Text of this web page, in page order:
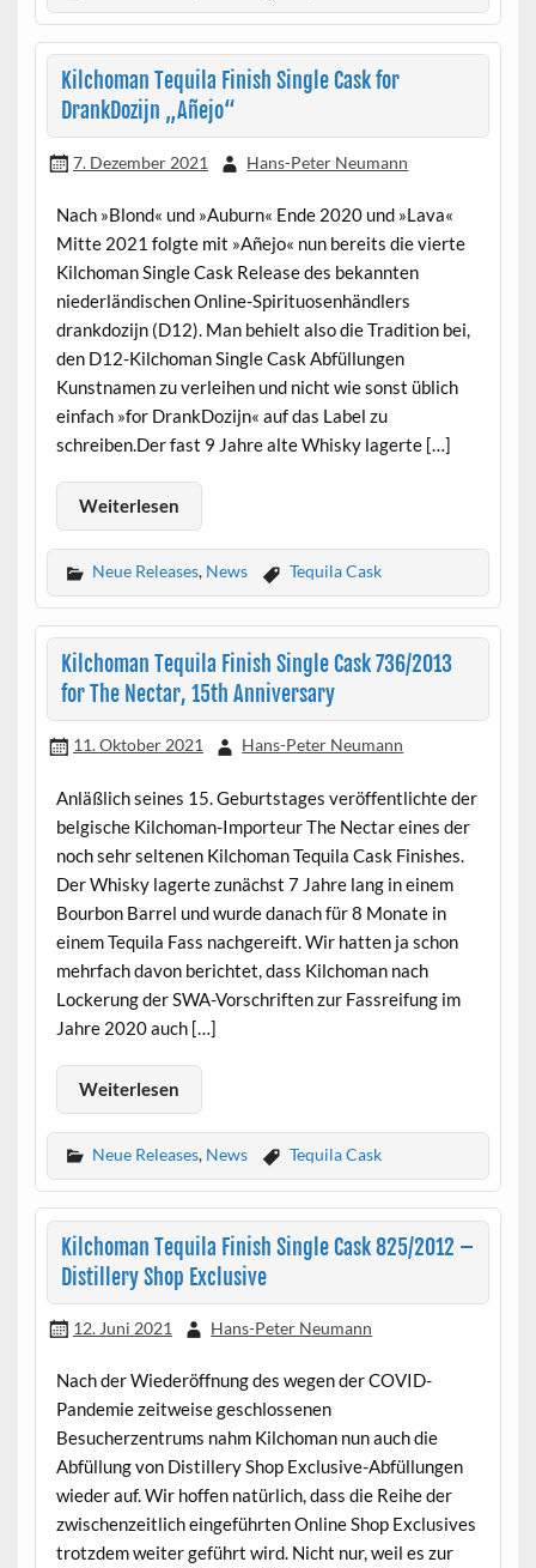
Kilchoman Tequila Finish Single Cask for
DrankDozijn „Añejo“
7. Dezember 2021 Hans-Peter Neumann
Nach »Blond« und »Auburn« Ende 2020 und »Lava«
Mitte 2021 folgte mit »Añejo« nun bereits die vierte
Kilchoman Single Cask Release des bekannten
niederländischen Online-Spirituosenhändlers
drankdozijn (D12). Man behielt also die Tradition bei,
den D12-Kilchoman Single Cask Abfüllungen
Kunstnamen zu verleihen und nicht wie sonst üblich
einfach »for DrankDozijn« auf das Label zu
schreiben.Der fast 9 Jahre alte Whisky lagerte […]
Weiterlesen
Neue Releases, News Tequila Cask
Kilchoman Tequila Finish Single Cask 736/2013
for The Nectar, 15th Anniversary
11. Oktober 2021 Hans-Peter Neumann
Anläßlich seines 15. Geburtstages veröffentlichte der
belgische Kilchoman-Importeur The Nectar eines der
noch sehr seltenen Kilchoman Tequila Cask Finishes.
Der Whisky lagerte zunächst 7 Jahre lang in einem
Bourbon Barrel und wurde danach für 8 Monate in
einem Tequila Fass nachgereift. Wir hatten ja schon
mehrfach davon berichtet, dass Kilchoman nach
Lockerung der SWA-Vorschriften zur Fassreifung im
Jahre 2020 auch […]
Weiterlesen
Neue Releases, News Tequila Cask
Kilchoman Tequila Finish Single Cask 825/2012 –
Distillery Shop Exclusive
12. Juni 2021 Hans-Peter Neumann
Nach der Wiederöffnung des wegen der COVID-
Pandemie zeitweise geschlossenen
Besucherzentrums nahm Kilchoman nun auch die
Abfüllung von Distillery Shop Exclusive-Abfüllungen
wieder auf. Wir hoffen natürlich, dass die Reihe der
zwischenzeitlich eingeführten Online Shop Exclusives
trotzdem weiter geführt wird. Nicht nur, weil es zur